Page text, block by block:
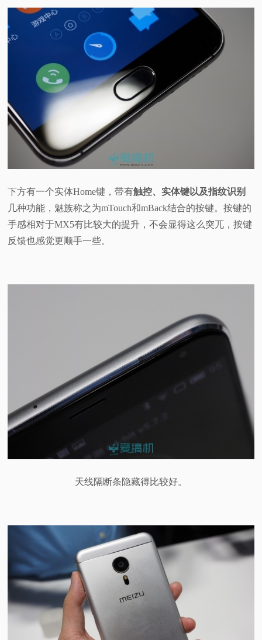
下方有一个实体Home键，带有触控、实体键以及指纹识别
几种功能，魅族称之为mTouch和mBack结合的按键。按键的
手感相对于MX5有比较大的提升，不会显得这么突兀，按键
反馈也感觉更顺手一些。
天线隔断条隐藏得比较好。